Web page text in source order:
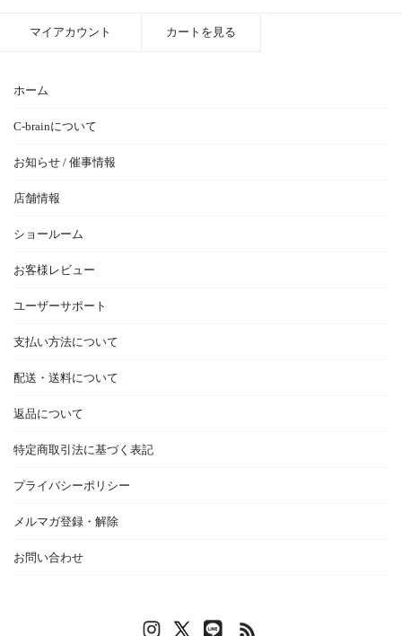
ホーム
C-brainについて
お知らせ / 催事情報
店舗情報
ショールーム
お客様レビュー
ユーザーサポート
支払い方法について
配送・送料について
返品について
特定商取引法に基づく表記
プライバシーポリシー
メルマガ登録・解除
お問い合わせ
マイアカウント カートを見る